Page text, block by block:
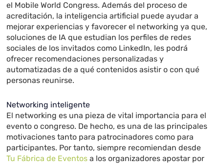
el Mobile World Congress. Además del proceso de
acreditación, la inteligencia artificial puede ayudar a
mejorar experiencias y favorecer el networking ya que,
soluciones de IA que estudian los perfiles de redes
sociales de los invitados como LinkedIn, les podrá
ofrecer recomendaciones personalizadas y
automatizadas de a qué contenidos asistir o con qué
personas reunirse.
Networking inteligente
El networking es una pieza de vital importancia para el
evento o congreso. De hecho, es una de las principales
motivaciones tanto para patrocinadores como para
participantes. Por tanto, siempre recomiendan desde
Tu Fábrica de Eventos a los organizadores apostar por